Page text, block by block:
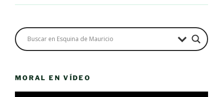
MORAL EN VÍDEO